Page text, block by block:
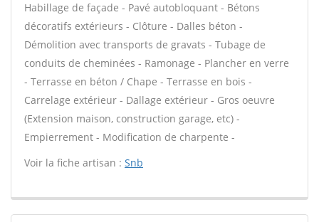
Habillage de façade - Pavé autobloquant - Bétons
décoratifs extérieurs - Clôture - Dalles béton -
Démolition avec transports de gravats - Tubage de
conduits de cheminées - Ramonage - Plancher en verre
- Terrasse en béton / Chape - Terrasse en bois -
Carrelage extérieur - Dallage extérieur - Gros oeuvre
(Extension maison, construction garage, etc) -
Empierrement - Modification de charpente -
Voir la fiche artisan : Snb